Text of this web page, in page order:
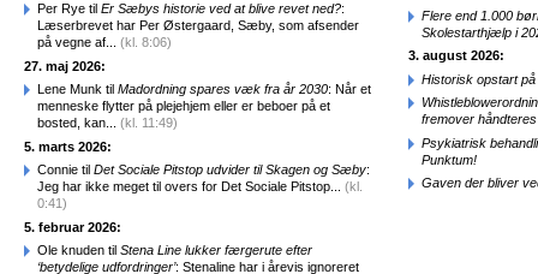
Per Rye til Er Sæbys historie ved at blive revet ned?:
Læserbrevet har Per Østergaard, Sæby, som afsender
på vegne af... (kl. 8:06)
27. maj 2026:
Lene Munk til Madordning spares væk fra år 2030: Når et
menneske flytter på plejehjem eller er beboer på et
bosted, kan... (kl. 11:49)
5. marts 2026:
Connie til Det Sociale Pitstop udvider til Skagen og Sæby:
Jeg har ikke meget til overs for Det Sociale Pitstop... (kl.
0:41)
5. februar 2026:
Ole knuden til Stena Line lukker færgerute efter
‘betydelige udfordringer’: Stenaline har i årevis ignoreret
Flere end 1.000
Skolestarthjælp i
3. august 2026:
Historisk opstart
fremover
Psykiatrisk
Punktum!
Gaven der bliver